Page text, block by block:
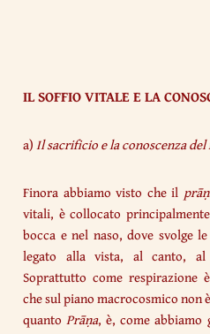
IL SOFFIO VITALE E LA
a)Il sacrificio e la conoscenza
Finora abbiamo visto che il
vitali, è collocato
bocca e nel naso, dove svolge
legato alla vista, al canto,
Soprattutto come respirazione
che sul piano macrocosmico non
quantoPrāṇa, è, come